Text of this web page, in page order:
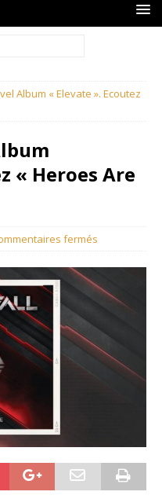
Album « Elevate ». Ecoutez
« Heroes Are
fermés